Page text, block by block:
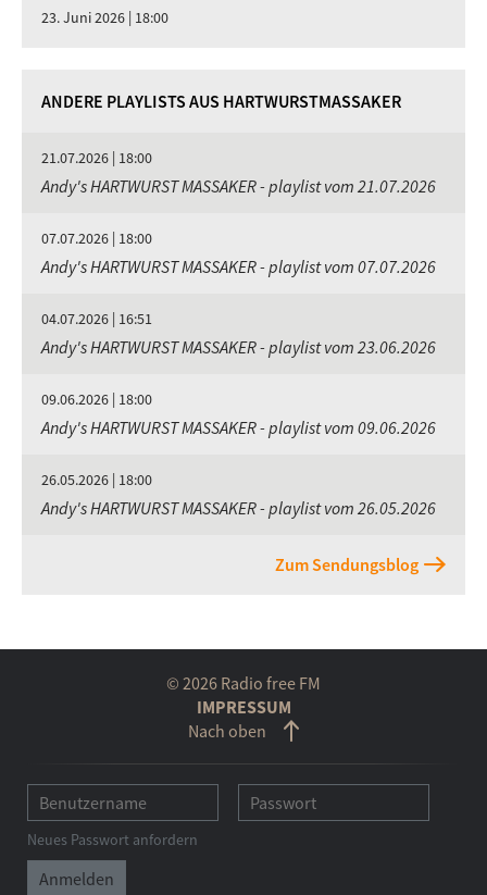
23. Juni 2026 | 18:00
ANDERE PLAYLISTS AUS HARTWURSTMASSAKER
21.07.2026 | 18:00
Andy's HARTWURST MASSAKER - playlist vom 21.07.2026
07.07.2026 | 18:00
Andy's HARTWURST MASSAKER - playlist vom 07.07.2026
04.07.2026 | 16:51
Andy's HARTWURST MASSAKER - playlist vom 23.06.2026
09.06.2026 | 18:00
Andy's HARTWURST MASSAKER - playlist vom 09.06.2026
26.05.2026 | 18:00
Andy's HARTWURST MASSAKER - playlist vom 26.05.2026
Zum Sendungsblog
© 2026 Radio free FM
IMPRESSUM
Nach oben
Neues Passwort anfordern